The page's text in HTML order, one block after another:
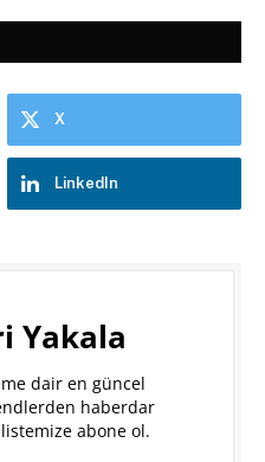
X
LinkedIn
Yakala
dair en güncel
haberdar
abone ol.